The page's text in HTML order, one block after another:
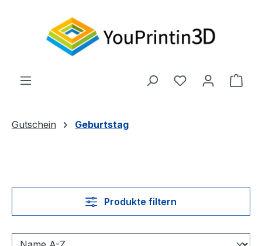
Du hast 0
Gutschein Geburtstag
Produkte filtern